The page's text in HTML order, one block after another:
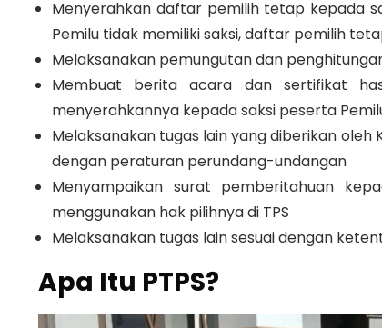
Menyerahkan daftar pemilih tetap kepada
Pemilu tidak memiliki saksi, daftar pemilih
Melaksanakan pemungutan dan
Membuat berita acara dan sertifikat
menyerahkannya kepada saksi peserta Pemilu,
Melaksanakan tugas lain yang diberikan oleh
dengan peraturan perundang-undangan
Menyampaikan surat pemberitahuan
menggunakan hak pilihnya di TPS
Melaksanakan tugas lain sesuai dengan
Apa Itu PTPS?